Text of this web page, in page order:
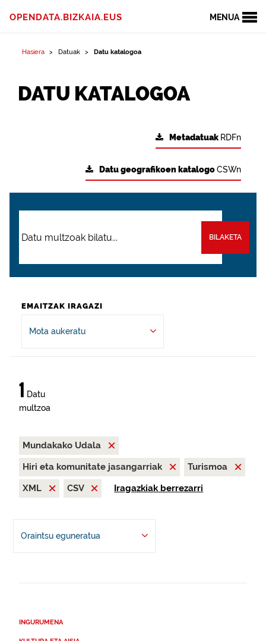
MENUA
OPENDATA.BIZKAIA.EUS
Hasiera Datuak Datu katalogoa
DATU KATALOGOA
Metadatuak RDFn
Datu geografikoen katalogoCSWn
BILAKETA
EMAITZAK IRAGAZI
Mota aukeratu
1 Datu
multzoa
Mundakako Udala
Hiri eta komunitate jasangarriak
Turismoa
XML
CSV Iragazkiak berrezarri
Oraintsu eguneratua
INGURUMENA